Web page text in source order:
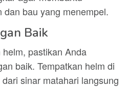
dan bau yang menempel.
Baik
pastikan Anda
baik. Tempatkan helm di
sinar matahari langsung